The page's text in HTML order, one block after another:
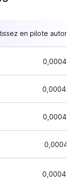
en pilote